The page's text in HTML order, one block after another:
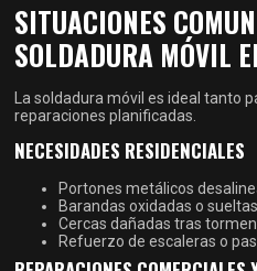
SITUACIONES
SOLDADURA MÓVIL
La soldadura móvil es ideal tanto
reparaciones planificadas.
NECESIDADES RESIDENCIALES
Portones metálicos
Barandas oxidadas o sueltas
Cercas dañadas tras
Refuerzo de escaleras o